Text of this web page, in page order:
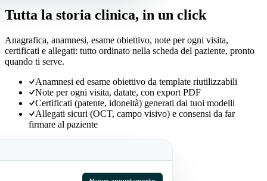
Tutta la storia clinica, in un click
Anagrafica, anamnesi, esame obiettivo, note per ogni visita,
certificati e allegati: tutto ordinato nella scheda del paziente, pronto
quando ti serve.
Anamnesi ed esame obiettivo da template riutilizzabili
Note per ogni visita, datate, con export PDF
Certificati (patente, idoneità) generati dai tuoi modelli
Allegati sicuri (OCT, campo visivo) e consensi da far
firmare al paziente